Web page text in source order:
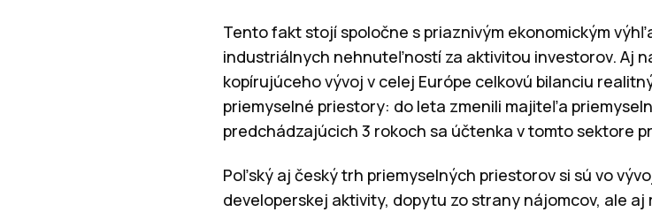
Tento fakt stojí spoločne s priaznivým ekonomickým
industriálnych nehnuteľností za aktivitou investorov. Aj
kopírujúceho vývoj v celej Európe celkovú bilanciu
priemyselné priestory: do leta zmenili majiteľa
predchádzajúcich 3 rokoch sa účtenka v tomto sektore
Poľský aj český trh priemyselných priestorov si sú vo
developerskej aktivity, dopytu zo strany nájomcov, ale